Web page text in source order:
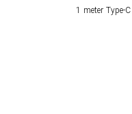
1 meter Type-